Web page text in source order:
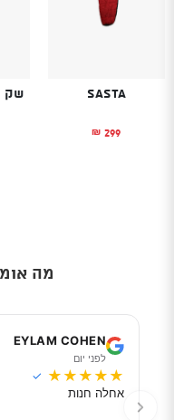
Sasta
₪ 299
מה
EYLAM COHEN
לפני יום
★
★
★
★
★
✓
אחלה חנות